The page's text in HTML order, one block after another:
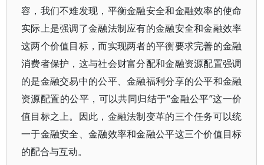
容，我们不难发现，平衡金融安全和金融效率的使命
实际上是强调了金融法制应有的金融安全和金融效率
这两个价值目标，而实现两者的平衡要求完善的金融
消费者保护，这与社会财富分配和金融资源配置强调
的是金融交易中的公平、金融福利分享的公平和金融
资源配置的公平，可以共同归结于“金融公平”这一价
值目标之上。因此，金融法制变革的三个任务可以统
一于金融安全、金融效率和金融公平这三个价值目标
的配合与互动。